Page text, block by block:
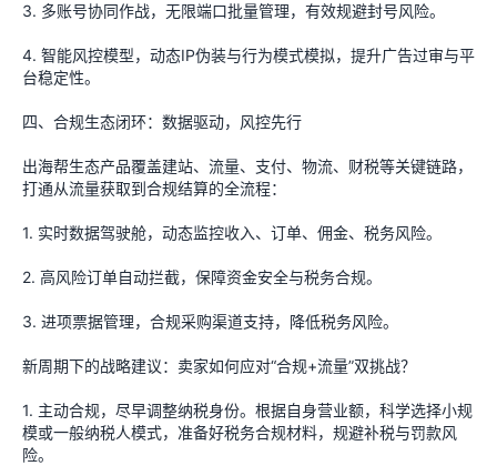
3. 多账号协同作战，无限端口批量管理，有效规避封号风险。
4. 智能风控模型，动态IP伪装与行为模式模拟，提升广告过审与平
台稳定性。
四、合规生态闭环：数据驱动，风控先行
出海帮生态产品覆盖建站、流量、支付、物流、财税等关键链路，
打通从流量获取到合规结算的全流程：
1. 实时数据驾驶舱，动态监控收入、订单、佣金、税务风险。
2. 高风险订单自动拦截，保障资金安全与税务合规。
3. 进项票据管理，合规采购渠道支持，降低税务风险。
新周期下的战略建议：卖家如何应对“合规+流量”双挑战？
1. 主动合规，尽早调整纳税身份。根据自身营业额，科学选择小规
模或一般纳税人模式，准备好税务合规材料，规避补税与罚款风
险。